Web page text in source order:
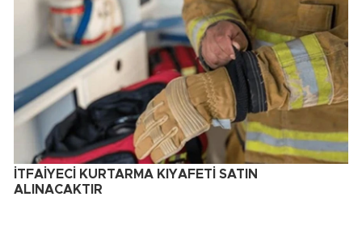
İTFAİYECİ KURTARMA KIYAFETİ SATIN
ALINACAKTIR